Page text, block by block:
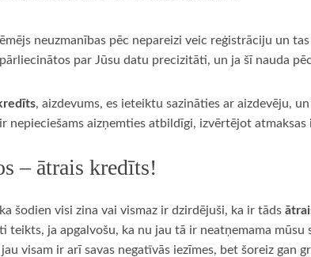
neuzmanības pēc nepareizi veic reģistrāciju un
par Jūsu datu precizitāti, un ja šī nauda
, aizdevums, es ieteiktu sazināties ar aizdevēju,
nepieciešams aizņemties atbildīgi, izvērtējot atmaksas
– ātrais kredīts!
šodien visi zina vai vismaz ir dzirdējuši, ka ir tāds
teikts, ja apgalvošu, ka nu jau tā ir neatņemama
visam ir arī savas negatīvās iezīmes, bet šoreiz